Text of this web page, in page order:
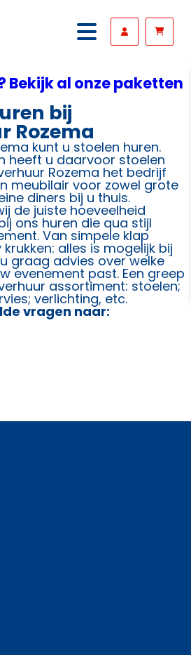
Bekijk al onze paketten
bij
Rozema
kunt u stoelen huren.
heeft u daarvoor stoelen
Rozema het bedrijf
meubilair voor zowel grote
diners bij u thuis.
de juiste hoeveelheid
ons huren die qua stijl
Van simpele klap
alles is mogelijk bij
graag advies over welke
evenement past. Een greep
assortiment: stoelen;
verlichting, etc.
vragen naar: